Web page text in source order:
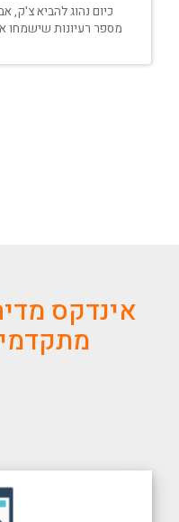
כיום נהוג להביא צ'ק,
מספר רעיונות שישמחו
אינדקס